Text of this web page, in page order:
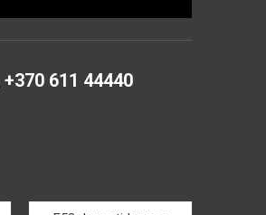
+370 611 44440